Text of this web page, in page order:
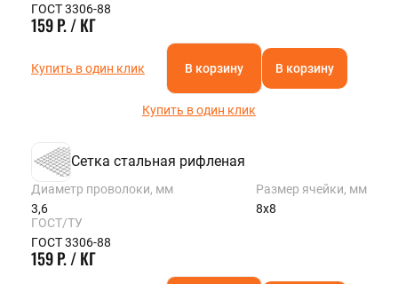
ГОСТ 3306-88
159 Р. / КГ
Купить в один клик В корзину В корзину
Купить в один клик
Сетка стальная рифленая
Диаметр проволоки, мм
3,6
Размер ячейки, мм
8х8
ГОСТ/ТУ
ГОСТ 3306-88
159 Р. / КГ